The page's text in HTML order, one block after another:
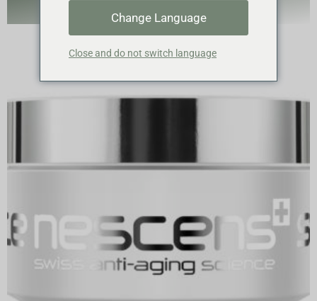
Change Language
Close and do not switch language